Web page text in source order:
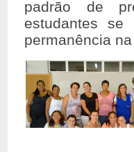
padrão de
estudantes se
permanência